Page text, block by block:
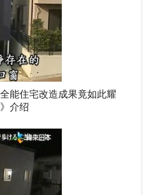
能住宅改造成果竟如此耀
介绍